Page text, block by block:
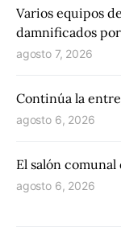
Varios equipos
damnificados
agosto 7, 2026
Continúa la
agosto 6, 2026
El salón
agosto 6, 2026